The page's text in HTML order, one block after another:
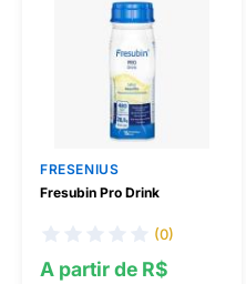
FRESENIUS
Fresubin Pro Drink
(0)
A partir de R$